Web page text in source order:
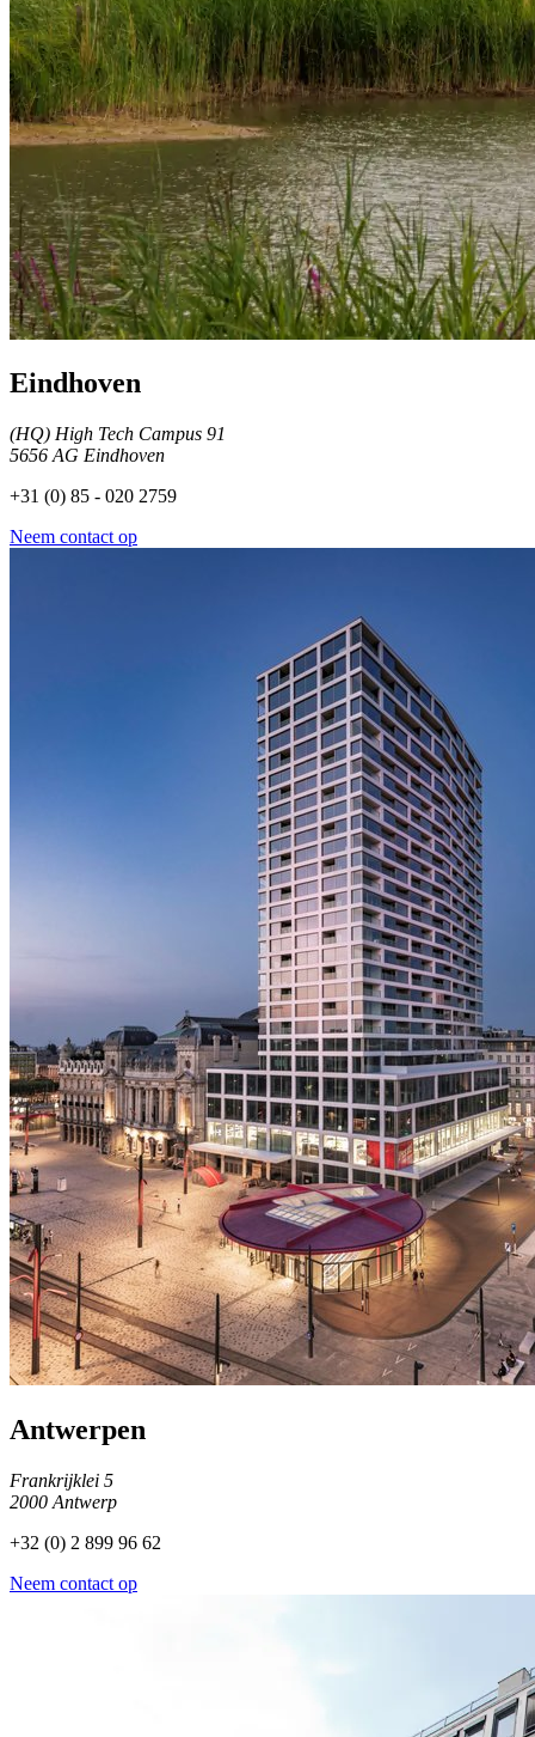
Eindhoven
(HQ) High Tech Campus 91
5656 AG Eindhoven
+31 (0) 85 - 020 2759
Neem contact op
Antwerpen
Frankrijklei 5
2000 Antwerp
+32 (0) 2 899 96 62
Neem contact op